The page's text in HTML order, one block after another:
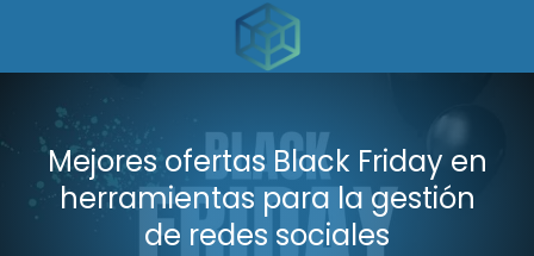
Mejores ofertas Black Friday en
herramientas para la gestión
de redes sociales